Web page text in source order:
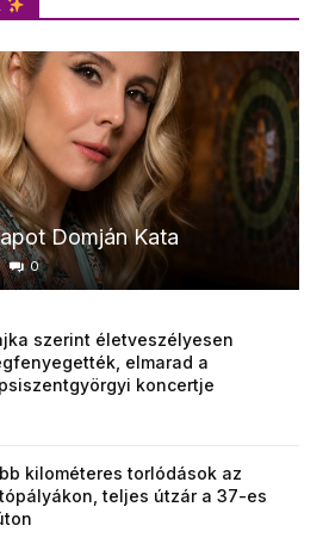
Domján Kata
0
szerint életveszélyesen
elmarad a
koncertje
kilométeres torlódások az
teljes útzár a 37-es